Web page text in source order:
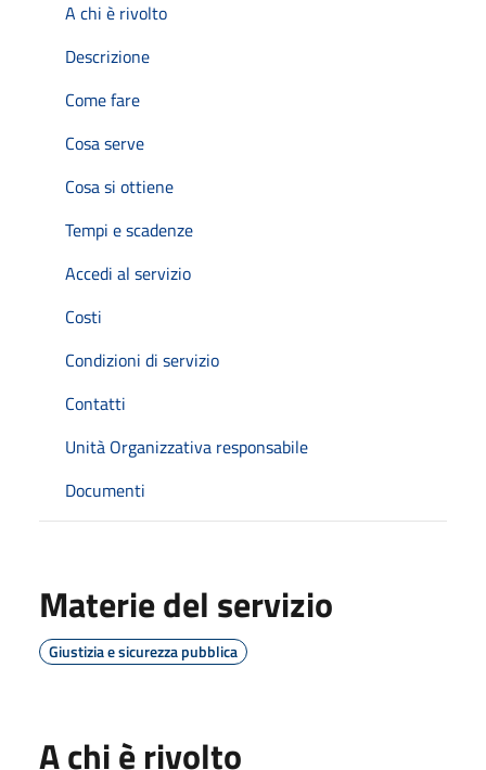
A chi è rivolto
Descrizione
Come fare
Cosa serve
Cosa si ottiene
Tempi e scadenze
Accedi al servizio
Costi
Condizioni di servizio
Contatti
Unità Organizzativa responsabile
Documenti
Materie del servizio
Giustizia e sicurezza pubblica
A chi è rivolto